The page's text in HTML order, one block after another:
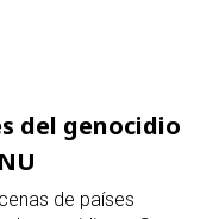
del genocidio
de países